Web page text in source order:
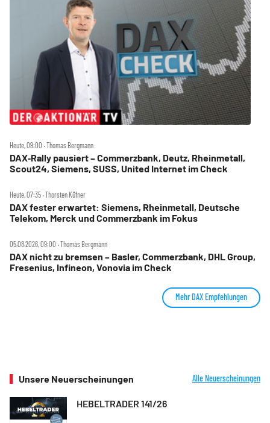
Heute, 09:00 ‧ Thomas Bergmann
DAX‑Rally pausiert – Commerzbank, Deutz, Rheinmetall,
Scout24, Siemens, SUSS, United Internet im Check
Heute, 07:35 ‧ Thorsten Küfner
DAX fester erwartet: Siemens, Rheinmetall, Deutsche
Telekom, Merck und Commerzbank im Fokus
05.08.2026, 09:00 ‧ Thomas Bergmann
DAX nicht zu bremsen – Basler, Commerzbank, DHL Group,
Fresenius, Infineon, Vonovia im Check
Mehr DAX Empfehlungen
Unsere Neuerscheinungen Alle Neuerscheinungen
HEBELTRADER 141/26